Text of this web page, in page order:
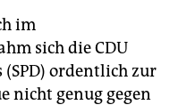
im
sich die CDU
ordentlich zur
nicht genug gegen